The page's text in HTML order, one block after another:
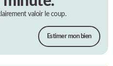
valoir le coup.
Estimer mon bien